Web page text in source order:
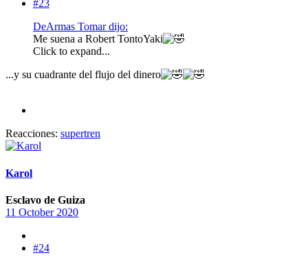
#23
DeArmas Tomar dijo:
Me suena a Robert TontoYaki
Click to expand...
...y su cuadrante del flujo del dinero
Reacciones: supertren
Karol
Esclavo de Guiza
11 October 2020
#24